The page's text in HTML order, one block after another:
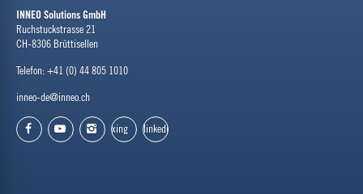
INNEO Solutions GmbH
Ruchstuckstrasse 21
CH-8306 Brüttisellen
Telefon: +41 (0) 44 805 1010
inneo-de@inneo.ch
xing linkedin